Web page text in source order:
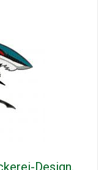
Design.